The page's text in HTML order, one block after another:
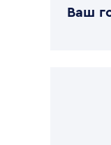
Ваш